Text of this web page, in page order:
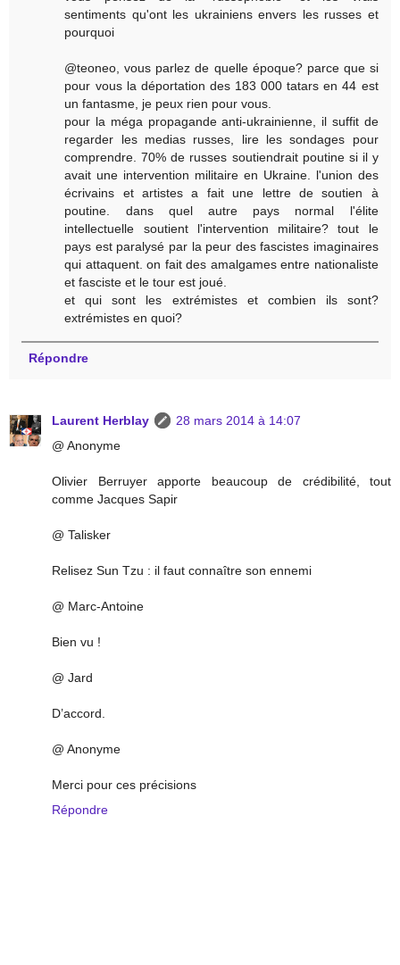
sentiments qu'ont les ukrainiens envers les russes et
pourquoi
@teoneo, vous parlez de quelle époque? parce que si
pour vous la déportation des 183 000 tatars en 44 est
un fantasme, je peux rien pour vous.
pour la méga propagande anti-ukrainienne, il suffit de
regarder les medias russes, lire les sondages pour
comprendre. 70% de russes soutiendrait poutine si il y
avait une intervention militaire en Ukraine. l'union des
écrivains et artistes a fait une lettre de soutien à
poutine. dans quel autre pays normal l'élite
intellectuelle soutient l'intervention militaire? tout le
pays est paralysé par la peur des fascistes imaginaires
qui attaquent. on fait des amalgames entre nationaliste
et fasciste et le tour est joué.
et qui sont les extrémistes et combien ils sont?
extrémistes en quoi?
Répondre
Laurent Herblay
28 mars 2014 à 14:07
@ Anonyme
Olivier Berruyer apporte beaucoup de crédibilité, tout
comme Jacques Sapir
@ Talisker
Relisez Sun Tzu : il faut connaître son ennemi
@ Marc-Antoine
Bien vu !
@ Jard
D’accord.
@ Anonyme
Merci pour ces précisions
Répondre